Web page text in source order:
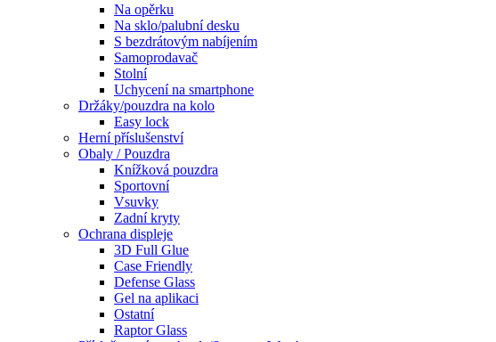
Na opěrku
Na sklo/palubní desku
S bezdrátovým nabíjením
Samoprodavač
Stolní
Uchycení na smartphone
Držáky/pouzdra na kolo
Easy lock
Herní příslušenství
Obaly / Pouzdra
Knížková pouzdra
Sportovní
Vsuvky
Zadní kryty
Ochrana displeje
3D Full Glue
Case Friendly
Defense Glass
Gel na aplikaci
Ostatní
Raptor Glass